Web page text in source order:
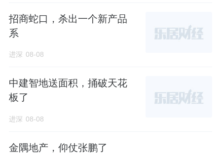
其中，0003、0011地块为R2二类居住用地，
规划14栋住宅楼，共404户。
拿地一个月后，北京兴城发展建设开发有限公
司（简称“兴城发展”）成立，注册资本21.46亿
立军，经理包括王涛、刘然、韩朔。
招商蛇口，杀出一个新产品
系
进深 08-08
中建智地送面积，捅破天花
板了
进深 08-08
金隅地产，仰仗张鹏了